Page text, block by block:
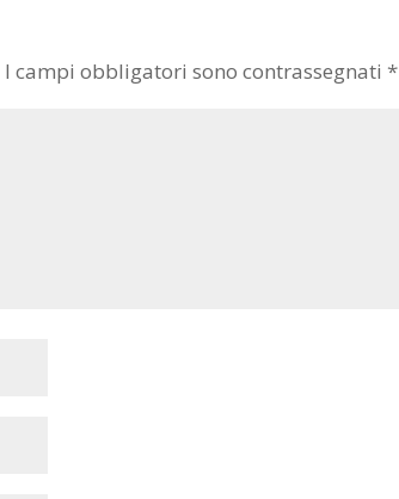
I campi obbligatori sono contrassegnati *